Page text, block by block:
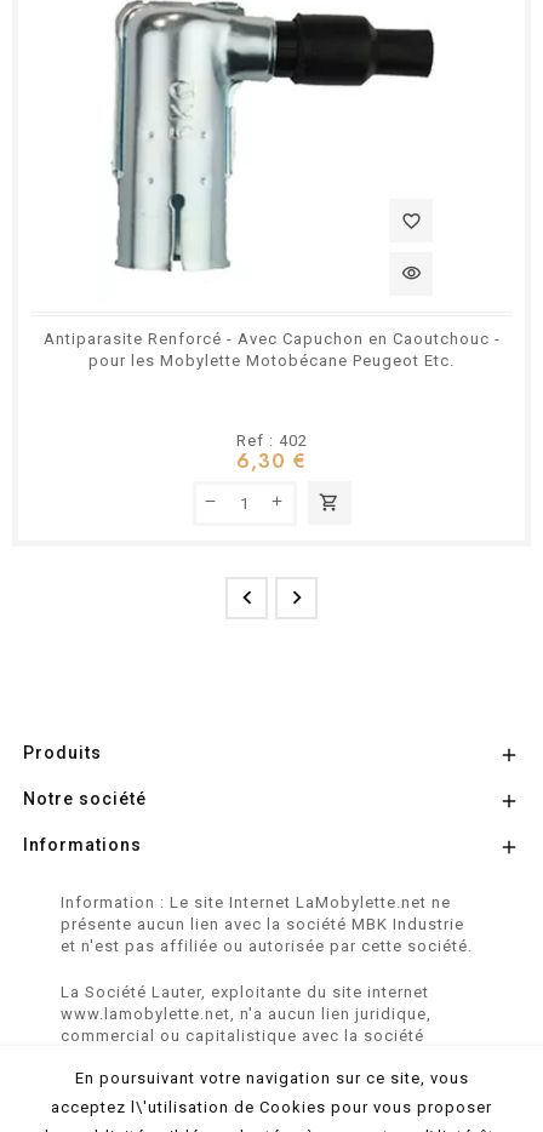
favorite_border
visibility
Antiparasite Renforcé - Avec Capuchon en Caoutchouc -
pour les Mobylette Motobécane Peugeot Etc.
Ref : 402
6,30 €
shopping_cart
 
Produits 
Notre société 
Informations 
Information : Le site Internet LaMobylette.net ne
présente aucun lien avec la société MBK Industrie
et n'est pas affiliée ou autorisée par cette société.
La Société Lauter, exploitante du site internet
www.lamobylette.net, n'a aucun lien juridique,
commercial ou capitalistique avec la société
marques SOLEX, VELOSOLEX, SOLEXINE et E-
SOLEX.
En poursuivant votre navigation sur ce site, vous
acceptez l\'utilisation de Cookies pour vous proposer